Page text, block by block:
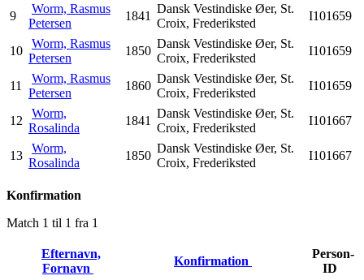
9
Worm, Rasmus
Petersen
1841
Dansk Vestindiske Øer, St.
Croix, Frederiksted
I101659
10
Worm, Rasmus
Petersen
1850
Dansk Vestindiske Øer, St.
Croix, Frederiksted
I101659
11
Worm, Rasmus
Petersen
1860
Dansk Vestindiske Øer, St.
Croix, Frederiksted
I101659
12
Worm,
Rosalinda
1841
Dansk Vestindiske Øer, St.
Croix, Frederiksted
I101667
13
Worm,
Rosalinda
1850
Dansk Vestindiske Øer, St.
Croix, Frederiksted
I101667
Konfirmation
Match 1 til 1 fra 1
Efternavn,
Fornavn
Konfirmation
Person-
ID